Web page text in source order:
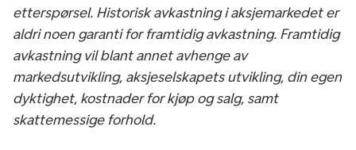
etterspørsel. Historisk avkastning i aksjemarkedet er
aldri noen garanti for framtidig avkastning. Framtidig
avkastning vil blant annet avhenge av
markedsutvikling, aksjeselskapets utvikling, din egen
dyktighet, kostnader for kjøp og salg, samt
skattemessige forhold.